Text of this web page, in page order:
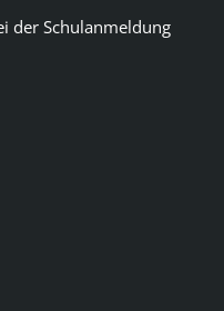
der Schulanmeldung